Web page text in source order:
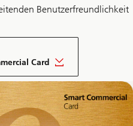
Benutzerfreundlichkeit
Card